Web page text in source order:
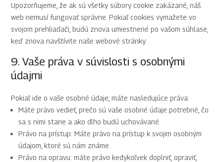
Upozorňujeme, že ak sú všetky súbory cookie zakázané, náš
web nemusí fungovať správne. Pokiaľ cookies vymažete vo
svojom prehliadači, budú znova umiestnené po vašom súhlase,
keď znova navštívite naše webové stránky.
9. Vaše práva v súvislosti s osobnými
údajmi
Pokiaľ ide o vaše osobné údaje, máte nasledujúce práva:
Máte právo vedieť, prečo sú vaše osobné údaje potrebné, čo
sa s nimi stane a ako dlho budú uchovávané.
Právo na prístup: Máte právo na prístup k svojim osobným
údajom, ktoré sú nám známe.
Právo na opravu: máte právo kedykoľvek doplniť, opraviť,